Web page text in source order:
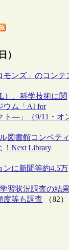
）
モンズ」のコンテ
）、科学技術に関
ウム「AI for
ト―」（9/11・オ
図書館コンペティ
Next Library
ンに新聞等約4.5万
習状況調査の結
度等も調査 （82）